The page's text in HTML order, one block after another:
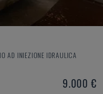
AD INIEZIONE IDRAULICA
9.000 €